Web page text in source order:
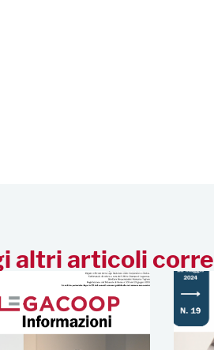
altri articoli